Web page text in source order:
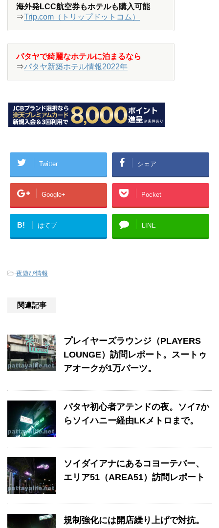
海外発LCC航空券もホテルも購入可能
⇒Trip.com（トリップドットコム）
パタヤで綺麗なホテルに泊まるなら
⇒パタヤ新築ホテル情報2022年
Twitter シェア
Google+ Pocket
B! はてブ LINE
-夜遊び情報
関連記事
プレイヤーズラウンジ（PLAYERS
LOUNGE）訪問レポート。スートゥ
アオークが1万バーツ。
パタヤ初心者アテンドの夜。ソイ7か
らソイハニー経由LKメトロまで。
ソイダイアナにあるコヨーテバー、
エリア51（AREA51）訪問レポート
規制強化には開店繰り上げで対抗。